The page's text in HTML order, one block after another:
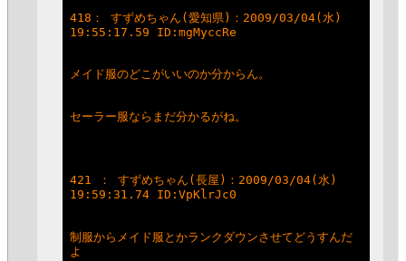
418： すずめちゃん(愛知県)：2009/03/04(水)
19:55:17.59 ID:mgMyccRe
メイド服のどこがいいのか分からん。
セーラー服ならまだ分かるがね。
421 ： すずめちゃん(長屋)：2009/03/04(水)
19:59:31.74 ID:VpKlrJc0
制服からメイド服とかランクダウンさせてどうすんだ
よ